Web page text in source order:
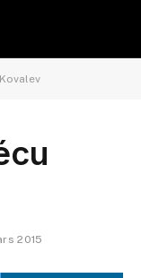
2015